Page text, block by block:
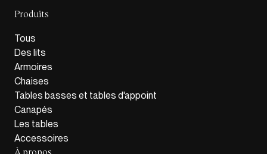
Produits
Tous
Des lits
Armoires
Chaises
Tables basses et tables d'appoint
Canapés
Les tables
Accessoires